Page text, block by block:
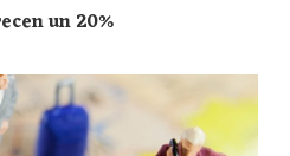
un 20%